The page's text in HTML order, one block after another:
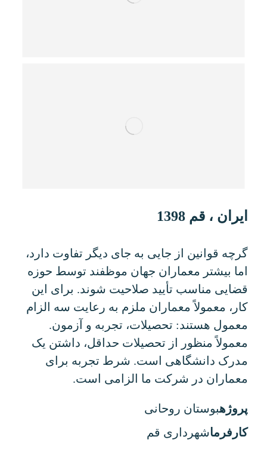
ایران ، قم 1398
گرچه قوانین از جایی به جای دیگر تفاوت دارد،
اما بیشتر معماران جهان موظفند توسط حوزه
قضایی مناسب تأیید صلاحیت شوند. برای این
کار، معمولاً معماران ملزم به رعایت سه الزام
معمول هستند: تحصیلات، تجربه و آزمون.
معمولاً منظور از تحصیلات حداقل، داشتن یک
مدرک دانشگاهی است. شرط تجربه برای
معماران در شرکت ما الزامی است.
پروژهبوستان روحانی
کارفرماشهرداری قم